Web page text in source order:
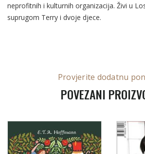
neprofitnih i kulturnih organizacija. Živi u
suprugom Terry i dvoje djece.
Provjerite dodatnu
POVEZANI